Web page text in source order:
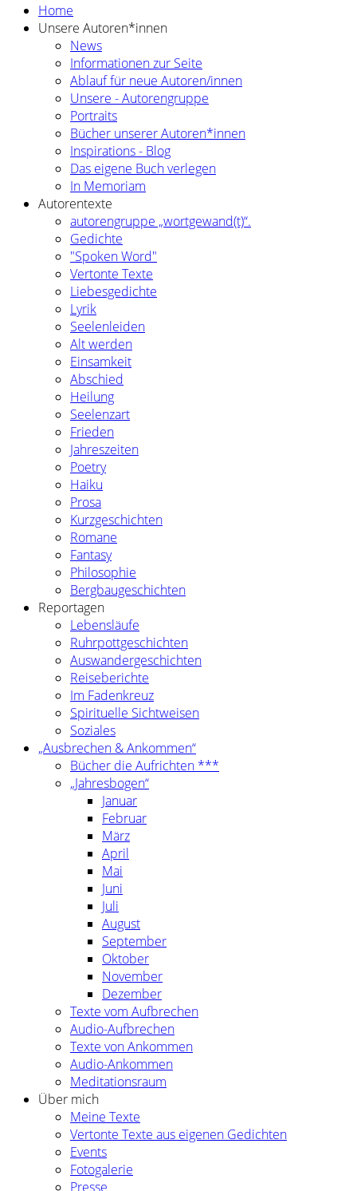
Home
Unsere Autoren*innen
News
Informationen zur Seite
Ablauf für neue Autoren/innen
Unsere - Autorengruppe
Portraits
Bücher unserer Autoren*innen
Inspirations - Blog
Das eigene Buch verlegen
In Memoriam
Autorentexte
autorengruppe „wortgewand(t)“.
Gedichte
"Spoken Word"
Vertonte Texte
Liebesgedichte
Lyrik
Seelenleiden
Alt werden
Einsamkeit
Abschied
Heilung
Seelenzart
Frieden
Jahreszeiten
Poetry
Haiku
Prosa
Kurzgeschichten
Romane
Fantasy
Philosophie
Bergbaugeschichten
Reportagen
Lebensläufe
Ruhrpottgeschichten
Auswandergeschichten
Reiseberichte
Im Fadenkreuz
Spirituelle Sichtweisen
Soziales
„Ausbrechen & Ankommen“
Bücher die Aufrichten ***
„Jahresbogen“
Januar
Februar
März
April
Mai
Juni
Juli
August
September
Oktober
November
Dezember
Texte vom Aufbrechen
Audio-Aufbrechen
Texte von Ankommen
Audio-Ankommen
Meditationsraum
Über mich
Meine Texte
Vertonte Texte aus eigenen Gedichten
Events
Fotogalerie
Presse